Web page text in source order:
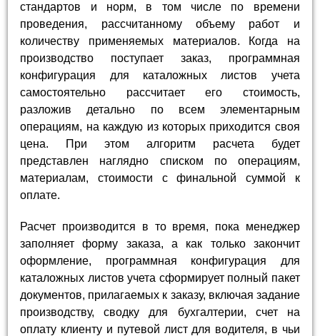
стандартов и норм, в том числе по времени
проведения, рассчитанному объему работ и
количеству применяемых материалов. Когда на
производство поступает заказ, программная
конфигурация для каталожных листов учета
самостоятельно рассчитает его стоимость,
разложив детально по всем элементарным
операциям, на каждую из которых приходится своя
цена. При этом алгоритм расчета будет
представлен наглядно списком по операциям,
материалам, стоимости с финальной суммой к
оплате.
Расчет производится в то время, пока менеджер
заполняет форму заказа, а как только закончит
оформление, программная конфигурация для
каталожных листов учета сформирует полный пакет
документов, прилагаемых к заказу, включая задание
производству, сводку для бухгалтерии, счет на
оплату клиенту и путевой лист для водителя, в чьи